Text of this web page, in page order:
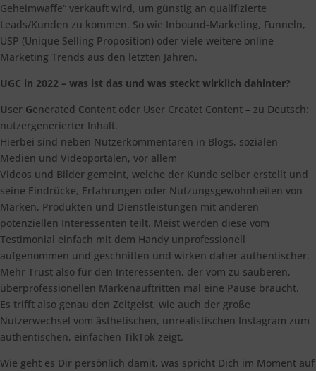
Geheimwaffe“ verkauft wird, um günstig an qualifizierte
Leads/Kunden zu kommen. So wie Inbound-Marketing, Funneln,
USP (Unique Selling Proposition) oder viele weitere online
Marketing Trends aus den letzten Jahren.
UGC in 2022 – was ist das und was steckt wirklich dahinter?
User Generated Content oder User Createt Content – zu Deutsch:
nutzergenerierter Inhalt.
Hierbei sind neben Nutzerkommentaren in Blogs, sozialen
Medien und Videoportalen, vor allem
Videos und Bilder gemeint, welche der Kunde selber erstellt und
seine Eindrücke, Erfahrungen oder Nutzungsgewohnheiten von
Marken, Produkten und Dienstleistungen mit anderen
potenziellen Interessenten teilt. Meist werden diese vom
Testimonial einfach mit dem Handy unprofessionell
aufgenommen und geschnitten und wirken daher authentischer.
Mehr Trust also für den Interessenten, der vom zu sauberen,
überprofessionellen Markenauftritten mal eine Pause braucht.
Es trifft also genau den Zeitgeist, wie auch der große
Nutzerwechsel vom ästhetischen, unrealistischen Instagram zum
authentischen, einfachen TikTok zeigt.
Wie geht es Dir persönlich damit, was spricht Dich im Moment auf